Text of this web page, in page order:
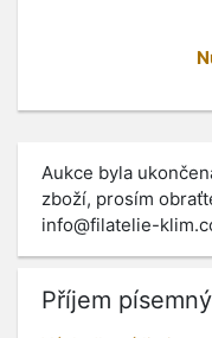
Aukce byla
zboží, prosím
info@filatelie-
Příjem